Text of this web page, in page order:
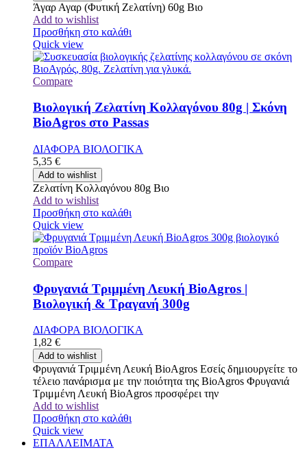
Άγαρ Αγαρ (Φυτική Ζελατίνη) 60g Βιο
Add to wishlist
Προσθήκη στο καλάθι
Quick view
Compare
Βιολογική Ζελατίνη Κολλαγόνου 80g | Σκόνη
BioAgros στο Passas
ΔΙΑΦΟΡΑ ΒΙΟΛΟΓΙΚΑ
5,35 €
Add to wishlist
Ζελατίνη Κολλαγόνου 80g Βιο
Add to wishlist
Προσθήκη στο καλάθι
Quick view
Compare
Φρυγανιά Τριμμένη Λευκή BioAgros |
Βιολογική & Τραγανή 300g
ΔΙΑΦΟΡΑ ΒΙΟΛΟΓΙΚΑ
1,82 €
Add to wishlist
Φρυγανιά Τριμμένη Λευκή BioAgros Εσείς δημιουργείτε το
τέλειο πανάρισμα με την ποιότητα της BioAgros Φρυγανιά
Τριμμένη Λευκή BioAgros προσφέρει την
Add to wishlist
Προσθήκη στο καλάθι
Quick view
ΕΠΑΛΛΕΙΜΑΤΑ